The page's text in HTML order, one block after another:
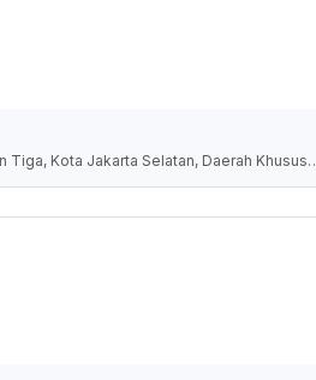
Tiga, Kota Jakarta Selatan, Daerah Khusus I